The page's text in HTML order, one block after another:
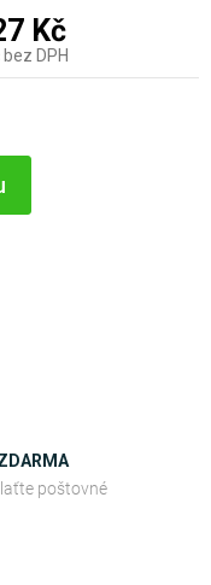
Kč
DPH
poštovné